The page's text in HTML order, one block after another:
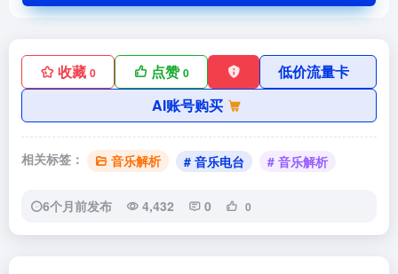
收藏 0 点赞0
低价流量卡
AI账号购买
相关标签： 音乐解析 # 音乐电台 # 音乐解析
6个月前发布 4,432 0 0